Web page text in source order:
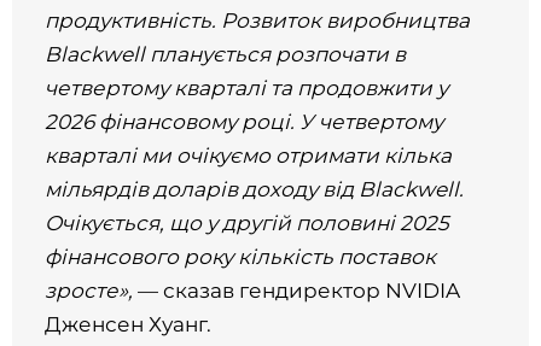
продуктивність. Розвиток виробництва
Blackwell планується розпочати в
четвертому кварталі та продовжити у
2026 фінансовому році. У четвертому
кварталі ми очікуємо отримати кілька
мільярдів доларів доходу від Blackwell.
Очікується, що у другій половині 2025
фінансового року кількість поставок
зросте», — сказав гендиректор NVIDIA
Дженсен Хуанг.